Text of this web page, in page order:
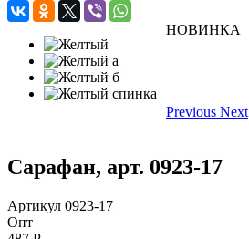
НОВИНКА
Previous Next
Сарафан, арт. 0923-17
Артикул 0923-17
Опт